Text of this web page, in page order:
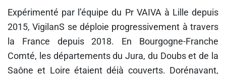
Expérimenté par l’équipe du Pr VAIVA à Lille depuis
2015, VigilanS se déploie progressivement à travers
la France depuis 2018. En Bourgogne-Franche
Comté, les départements du Jura, du Doubs et de la
Saône et Loire étaient déjà couverts. Dorénavant,